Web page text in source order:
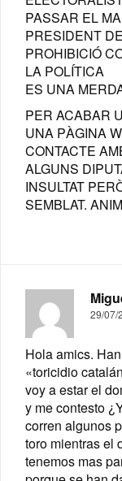
PASSAR EL
PRESIDENT
PROHIBICIÓ
LA POLÍTICA
ES UNA
PER ACABAR
UNA PÀGINA
CONTACTE
ALGUNS
INSULTAT
SEMBLAT.
29/07/
Hola amics.
«toricidio
voy a estar el
y me contesto
corren algunos
toro mientras el
tenemos mas